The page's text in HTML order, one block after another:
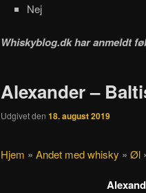
Nej
Whiskyblog.dk har anmeldt
Alexander –
Udgivet den 18. august 2019
Hjem » Andet med whisky » Øl